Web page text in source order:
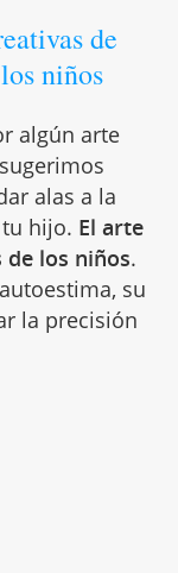
de
niños
algún arte
alas a la
hijo. El arte
de los niños.
su
la precisión